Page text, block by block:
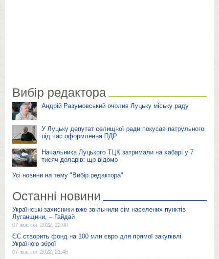
Вибір редактора
Андрій Разумовський очолив Луцьку міську раду
У Луцьку депутат селищної ради покусав патрульного
під час оформлення ПДР
Начальника Луцького ТЦК затримали на хабарі у 7
тисяч доларів: що відомо
Усі новини на тему "Вибір редактора"
Останні новини
Українські захисники вже звільнили сім населених пунктів
Луганщини, – Гайдай
07 жовтня, 2022, 22:00
ЄС створить фонд на 100 млн євро для прямої закупівлі
Україною зброї
07 жовтня, 2022, 21:45